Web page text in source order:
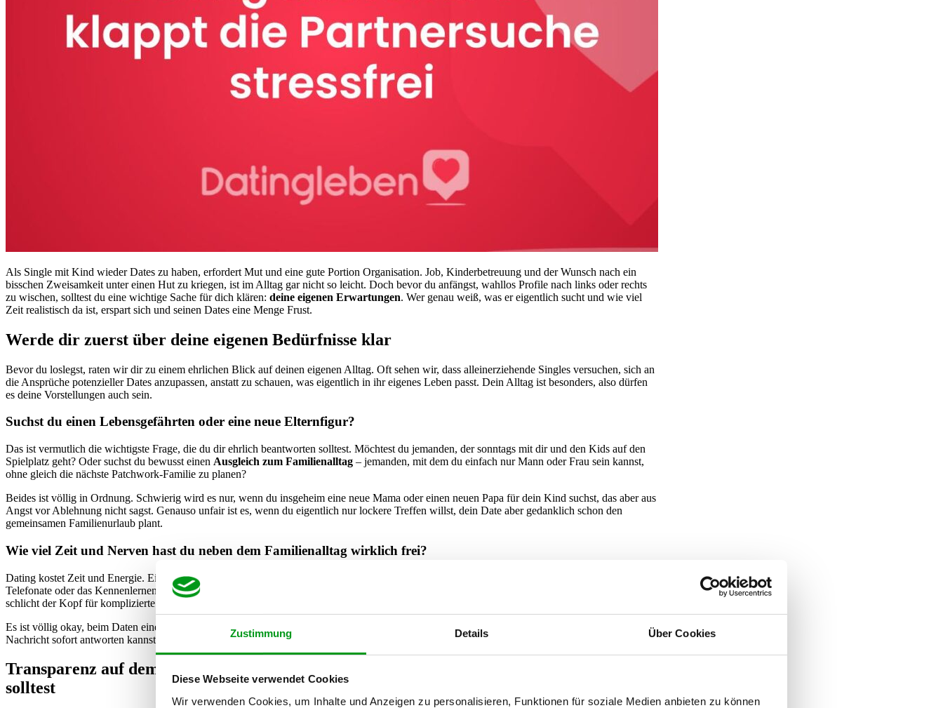
Zustimmung Details Über Cookies
Diese Webseite verwendet Cookies
Wir verwenden Cookies, um Inhalte und Anzeigen zu personalisieren, Funktionen für soziale Medien anbieten zu können
Als Single mit Kind wieder Dates zu haben, erfordert Mut und eine gute Portion Organisation. Job, Kinderbetreuung und der Wunsch nach ein
bisschen Zweisamkeit unter einen Hut zu kriegen, ist im Alltag gar nicht so leicht. Doch bevor du anfängst, wahllos Profile nach links oder rechts
zu wischen, solltest du eine wichtige Sache für dich klären: deine eigenen Erwartungen. Wer genau weiß, was er eigentlich sucht und wie viel
Zeit realistisch da ist, erspart sich und seinen Dates eine Menge Frust.
Werde dir zuerst über deine eigenen Bedürfnisse klar
Bevor du loslegst, raten wir dir zu einem ehrlichen Blick auf deinen eigenen Alltag. Oft sehen wir, dass alleinerziehende Singles versuchen, sich an
die Ansprüche potenzieller Dates anzupassen, anstatt zu schauen, was eigentlich in ihr eigenes Leben passt. Dein Alltag ist besonders, also dürfen
es deine Vorstellungen auch sein.
Suchst du einen Lebensgefährten oder eine neue Elternfigur?
Das ist vermutlich die wichtigste Frage, die du dir ehrlich beantworten solltest. Möchtest du jemanden, der sonntags mit dir und den Kids auf den
Spielplatz geht? Oder suchst du bewusst einen Ausgleich zum Familienalltag – jemanden, mit dem du einfach nur Mann oder Frau sein kannst,
ohne gleich die nächste Patchwork-Familie zu planen?
Beides ist völlig in Ordnung. Schwierig wird es nur, wenn du insgeheim eine neue Mama oder einen neuen Papa für dein Kind suchst, das aber aus
Angst vor Ablehnung nicht sagst. Genauso unfair ist es, wenn du eigentlich nur lockere Treffen willst, dein Date aber gedanklich schon den
gemeinsamen Familienurlaub plant.
Wie viel Zeit und Nerven hast du neben dem Familienalltag wirklich frei?
Dating kostet Zeit und Energie. Ein Kind großzuziehen noch viel mehr. Mach dir bewusst, wie viel Raum du momentan für lange Chats, nächtliche
Telefonate oder das Kennenlernen überhaupt hast. Wenn bei euch zu Hause gerade eine schwierige Phase ansteht oder im Job viel los ist, fehlt oft
schlicht der Kopf für komplizierte Flirts.
Es ist völlig okay, beim Daten einen Gang runterzuschalten. Sag von Anfang an ehrlich, dass dein Tag gut durchgetaktet ist und du nicht auf jede
Nachricht sofort antworten kannst. Jemand, der wirklich zu dir passt, wird diese
respektieren und nicht gleich beleidigt sein.
Transparenz auf dem Profil und beim Schreiben: Wann du deinen Nachwuchs erwähnen
solltest